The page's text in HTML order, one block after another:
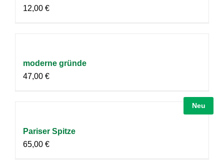
12,00 €
moderne gründe
47,00 €
Neu
Pariser Spitze
65,00 €